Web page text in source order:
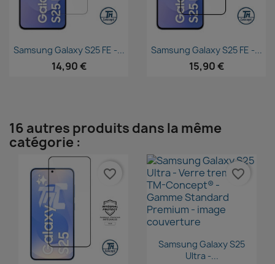
Aperçu rapide
Samsung Galaxy S25 FE -...
14,90 €
Aperçu rapide
Samsung Galaxy S25 FE -...
15,90 €
16 autres produits dans la même
catégorie :
favorite_border
Aperçu rapide
Samsung Galaxy S25
Ultra -...
favorite_border